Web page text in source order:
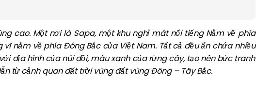
cao. Một nơi là Sapa, một khu nghỉ mát nổi tiếng Nằm về phía
nằm về phía Đông Bắc của Việt Nam. Tất cả đều ẩn chứa nhiều
địa hình của núi đồi, màu xanh của rừng cây, tạo nên bức tranh
từ cảnh quan đất trời vùng đất vùng Đông – Tây Bắc.